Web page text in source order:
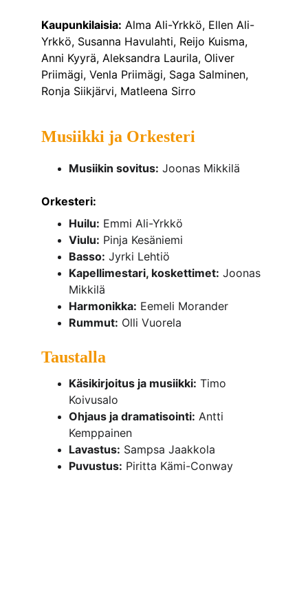
Kaupunkilaisia: Alma Ali-Yrkkö, Ellen Ali-
Yrkkö, Susanna Havulahti, Reijo Kuisma,
Anni Kyyrä, Aleksandra Laurila, Oliver
Priimägi, Venla Priimägi, Saga Salminen,
Ronja Siikjärvi, Matleena Sirro
Musiikin sovitus: Joonas Mikkilä
Orkesteri:
Huilu: Emmi Ali-Yrkkö
Viulu: Pinja Kesäniemi
Basso: Jyrki Lehtiö
Kapellimestari, koskettimet: Joonas
Mikkilä
Harmonikka: Eemeli Morander
Rummut: Olli Vuorela
Musiikki ja Orkesteri
Käsikirjoitus ja musiikki: Timo
Koivusalo
Ohjaus ja dramatisointi: Antti
Kemppainen
Lavastus: Sampsa Jaakkola
Puvustus: Piritta Kämi-Conway
Taustalla